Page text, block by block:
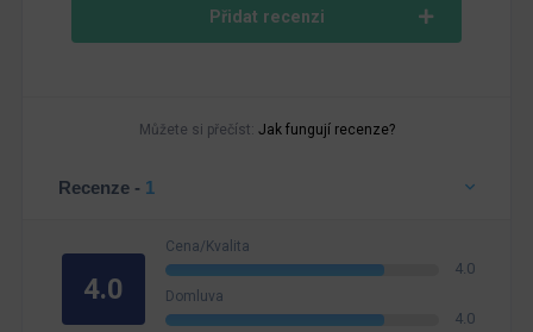
Přidat recenzi
Můžete si přečíst: Jak fungují recenze?
Recenze - 1
4.0
Cena/Kvalita
4.0
Domluva
4.0